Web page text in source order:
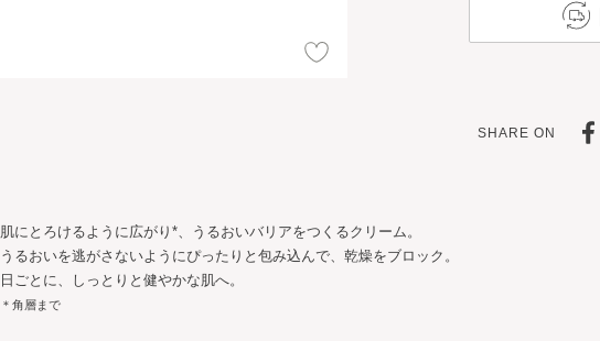
肌にとろけるように広がり*、うるおいバリアをつくるクリーム。
うるおいを逃がさないようにぴったりと包み込んで、乾燥をブロック。
日ごとに、しっとりと健やかな肌へ。
＊角層まで
SHARE ON